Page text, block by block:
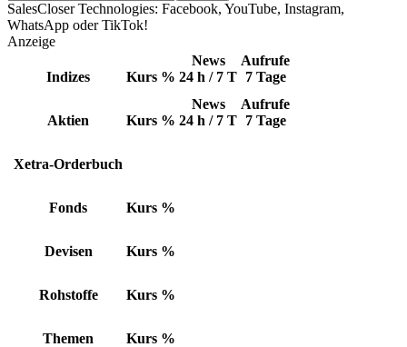
SalesCloser Technologies: Facebook, YouTube, Instagram,
WhatsApp oder TikTok!
Anzeige
Indizes Kurs %
News
24 h / 7 T
Aufrufe
7 Tage
Aktien Kurs %
News
24 h / 7 T
Aufrufe
7 Tage
Xetra-Orderbuch
Fonds Kurs %
Devisen Kurs %
Rohstoffe Kurs %
Themen Kurs %